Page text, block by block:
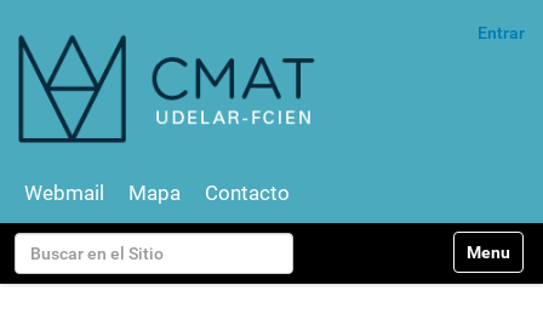
Buscar
Búsqueda Avanzada…
Entrar
Webmail Mapa Contacto
v
Toggle